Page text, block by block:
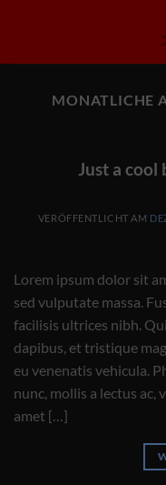
MONATLICHE
Just a
VERÖFFENTLICHT AM
Lorem ipsum dolor sit
sed vulputate massa.
facilisis ultrices nibh.
dapibus, et tristique
eu venenatis vehicula.
nunc, mollis a lectus
amet […]